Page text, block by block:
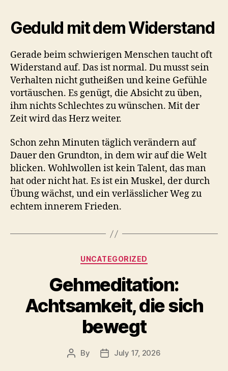
Geduld mit dem Widerstand
Gerade beim schwierigen Menschen taucht oft
Widerstand auf. Das ist normal. Du musst sein
Verhalten nicht gutheißen und keine Gefühle
vortäuschen. Es genügt, die Absicht zu üben,
ihm nichts Schlechtes zu wünschen. Mit der
Zeit wird das Herz weiter.
Schon zehn Minuten täglich verändern auf
Dauer den Grundton, in dem wir auf die Welt
blicken. Wohlwollen ist kein Talent, das man
hat oder nicht hat. Es ist ein Muskel, der durch
Übung wächst, und ein verlässlicher Weg zu
echtem innerem Frieden.
Categories
UNCATEGORIZED
Gehmeditation:
Achtsamkeit, die sich
bewegt
Post
By
PostJuly 17, 2026